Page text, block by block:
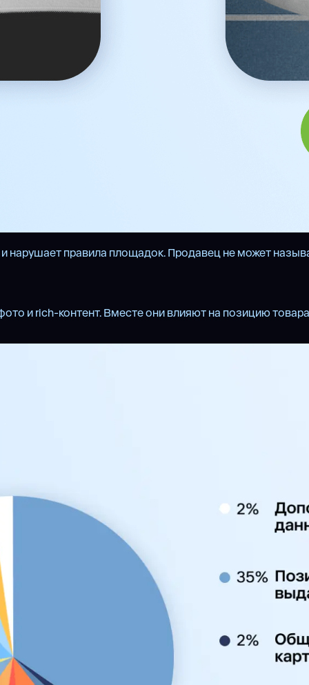
нарушает правила площадок. Продавец не может
и rich-контент. Вместе они влияют на позицию